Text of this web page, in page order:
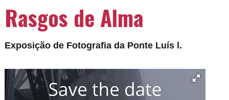
Rasgos de Alma
Exposição de Fotografia da Ponte Luís l.